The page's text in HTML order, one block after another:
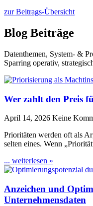
zur Beitrags-Übersicht
Blog Beiträge
Datenthemen, System- &
Sparring operativ,
Wer zahlt den Preis
April 14, 2026 Keine
Prioritäten werden oft als
selten eines. Wenn
... weiterlesen »
Anzeichen und
Unternehmensdaten